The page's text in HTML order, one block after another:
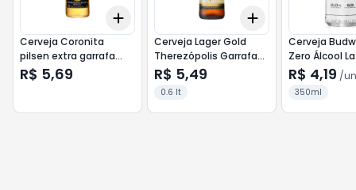
10
Add
Cerveja Coronita
pilsen extra garrafa
210ml
R$ 5,69
10
Add
Cerveja Lager Gold
Therezópolis Garrafa
355ml
R$ 5,49
0.6 lt
Cerveja
Zero Álcool
350ml
R$ 4,19 /un
350ml